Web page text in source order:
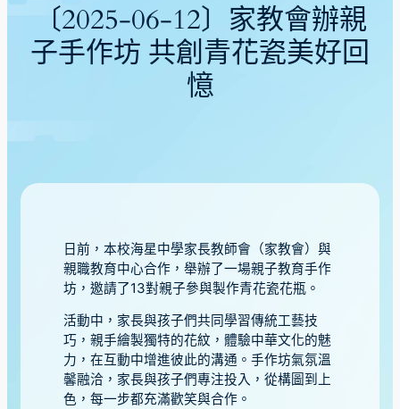
〔2025-06-12〕家教會辦親
子手作坊 共創青花瓷美好回
憶
日前，本校海星中學家長教師會（家教會）與
親職教育中心合作，舉辦了一場親子教育手作
坊，邀請了13對親子參與製作青花瓷花瓶。
活動中，家長與孩子們共同學習傳統工藝技
巧，親手繪製獨特的花紋，體驗中華文化的魅
力，在互動中增進彼此的溝通。手作坊氣氛溫
馨融洽，家長與孩子們專注投入，從構圖到上
色，每一步都充滿歡笑與合作。